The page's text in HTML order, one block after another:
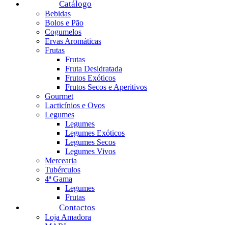
Catálogo
Bebidas
Bolos e Pão
Cogumelos
Ervas Aromáticas
Frutas
Frutas
Fruta Desidratada
Frutos Exóticos
Frutos Secos e Aperitivos
Gourmet
Lacticínios e Ovos
Legumes
Legumes
Legumes Exóticos
Legumes Secos
Legumes Vivos
Mercearia
Tubérculos
4ª Gama
Legumes
Frutas
Contactos
Loja Amadora